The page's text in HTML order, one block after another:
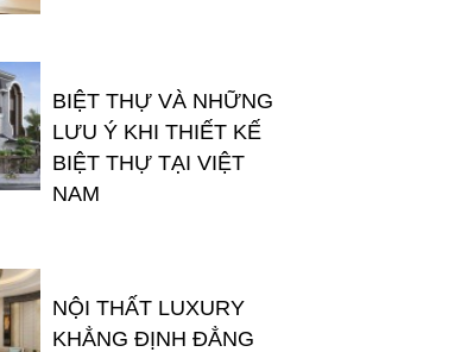
BIỆT THỰ VÀ NHỮNG
LƯU Ý KHI THIẾT KẾ
BIỆT THỰ TẠI VIỆT
NAM
NỘI THẤT LUXURY
KHẲNG ĐỊNH ĐẲNG